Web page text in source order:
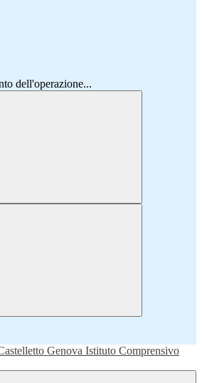
dell'operazione...
Istituto Comprensivo